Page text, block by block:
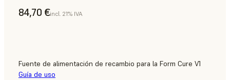
84,70 €incl. 21% IVA
Fuente de alimentación de recambio para la Form Cure V1
Guía de uso